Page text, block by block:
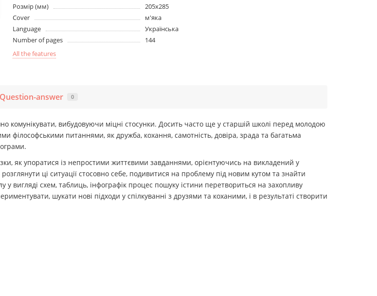
Розмір (мм)
205х285
Cover
м'яка
Language
Українська
Number of pages
144
All the features
Question-answer 0
комунікувати, вибудовуючи міцні стосунки. Досить часто ще у старшій школі перед молодою
філософськими питаннями, як дружба, кохання, самотність, довіра, зрада та багатьма
як упоратися із непростими життєвими завданнями, орієнтуючись на викладений у
розглянути ці ситуації стосовно себе, подивитися на проблему під новим кутом та знайти
вигляді схем, таблиць, інфографік процес пошуку істини перетвориться на захопливу
шукати нові підходи у спілкуванні з друзями та коханими, і в результаті створити